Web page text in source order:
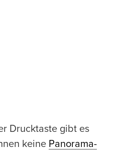
Drucktaste gibt es
keine Panorama-